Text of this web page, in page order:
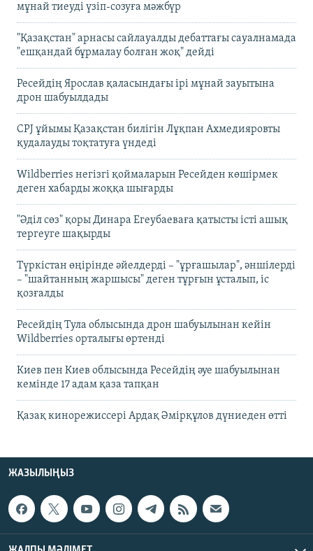
мұнай тиеуді үзіп-созуға мәжбүр
"Қазақстан" арнасы сайлауалды дебаттағы сауалнамада
"ешқандай бұрмалау болған жоқ" дейді
Ресейдің Ярослав қаласындағы ірі мұнай зауытына
дрон шабуылдады
CPJ ұйымы Қазақстан билігін Лұқпан Ахмедияровты
қудалауды тоқтатуға үндеді
Wildberries негізгі қоймаларын Ресейден көшірмек
деген хабарды жоққа шығарды
"Әділ сөз" қоры Динара Егеубаеваға қатысты істі ашық
тергеуге шақырды
Түркістан өңірінде әйелдерді – "ұрғашылар", әншілерді
– "шайтанның жаршысы" деген тұрғын ұсталып, іс
қозғалды
Ресейдің Тула облысында дрон шабуылынан кейін
Wildberries орталығы өртенді
Киев пен Киев облысында Ресейдің әуе шабуылынан
кемінде 17 адам қаза тапқан
Қазақ кинорежиссері Ардақ Әмірқұлов дүниеден өтті
ЖАЗЫЛЫҢЫЗ